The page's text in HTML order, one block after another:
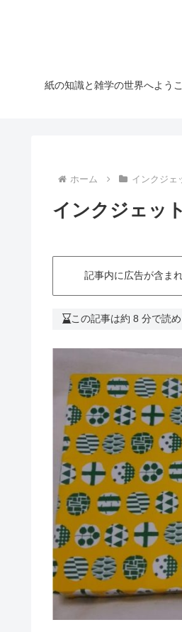
紙の知識と雑学の世界へよう
ホーム インクジェ
インクジェッ
記事内に広告が含ま
この記事は約 8 分で読め